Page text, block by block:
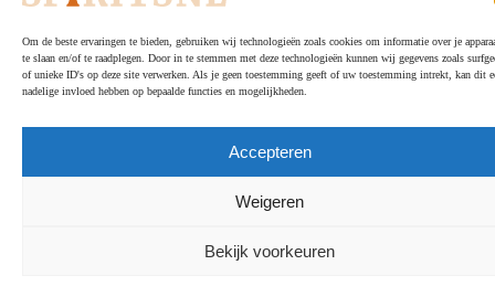
Om de beste ervaringen te bieden, gebruiken wij technologieën zoals cookies om informatie over je
te slaan en/of te raadplegen. Door in te stemmen met deze technologieën kunnen wij gegevens zoals
of unieke ID's op deze site verwerken. Als je geen toestemming geeft of uw toestemming intrekt, kan dit
nadelige invloed hebben op bepaalde functies en mogelijkheden.
Accepteren
Weigeren
Bekijk voorkeuren